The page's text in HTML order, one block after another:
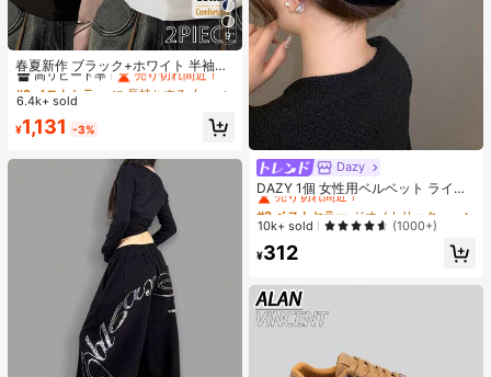
9
春夏新作 ブラック+ホワイト 半袖T
シャツ 2枚セット、レディース 無地
スリムフィット カジュアルアンダー
#2 ベストセラー
に 長持ちする 女性用トップス、ブラウス、Tシャツ
高リピート率
売り切れ間近！
#2 ベストセラー
に 長持ちする 女性用トップス、ブラウス、Tシャツ
高リピート率
#2 ベストセラー
に 長持ちする 女性用トップス、ブラウス、Tシャツ
高リピート率
#2 ベストセラー
に 長持ちする 女性用トップス、ブラウス、Tシャツ
売り切れ間近！
6.4k+ sold
¥1,131 -3%
Dazy
DAZY 1個 女性用ベルベット ライン
ストーン 大きなダブルリボン ヘアク
ロウクリップ、エレガントでかわい
いファッション、学校、パーティ
ー、バレエ、デイリーウェアに最適
なヘアアクセサリー、エレガントな
アウトフィットに最適
#2 ベストセラー
売り切れ間近！
#2 ベストセラー
売り切れ間近！
#2 ベストセラー
売り切れ間近！
#2 ベストセラー
ジオメトリック 女性のヘアアクセサリー
売り切れ間近！
10k+ sold (1000+)
¥312